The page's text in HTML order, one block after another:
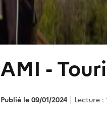
AMI -
Publié le 09/01/2024 Lecture :